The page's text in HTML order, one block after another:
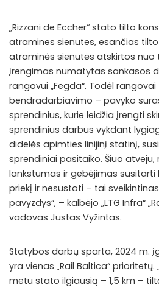
„Rizzani de Eccher“ stato tilto
atramines sienutes, esančias tilto
atraminės sienutės atskirtos nuo
įrengimas numatytas sankasos
rangovui „Fegda“. Todėl
bendradarbiavimo – pavyko
sprendinius, kurie leidžia įrengti
sprendinius darbus vykdant
didelės apimties linijinį statinį,
sprendiniai pasitaiko. Šiuo atveju,
lankstumas ir gebėjimas susitarti
priekį ir nesustoti – tai
pavyzdys“, – kalbėjo „LTG Infra“
vadovas Justas Vyžintas.
Statybos darbų sparta, 2024 m.
yra vienas „Rail Baltica“ prioritetų.
metu stato ilgiausią – 1,5 km –